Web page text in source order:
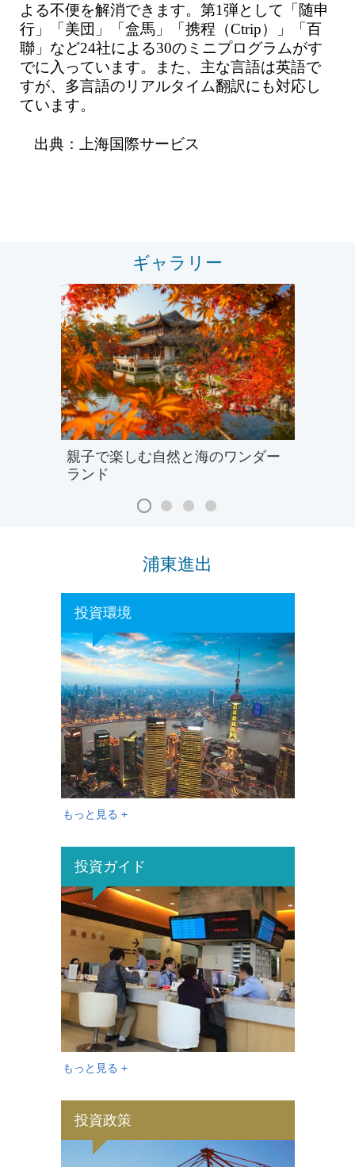
よる不便を解消できます。第1弾として「随申
行」「美団」「盒馬」「携程（Ctrip）」「百
聯」など24社による30のミニプログラムがす
でに入っています。また、主な言語は英語で
すが、多言語のリアルタイム翻訳にも対応し
ています。
出典：上海国際サービス
ギャラリー
親子で楽しむ自然と海のワンダー
ランド
浦東進出
投資環境
もっと見る +
投資ガイド
もっと見る +
投資政策